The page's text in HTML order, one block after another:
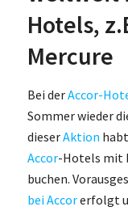
Hotels,
Mercure
Bei derAccor-
Sommer wieder
dieserAktion
Accor-Hotels mit
buchen.
bei Accorerfolgt